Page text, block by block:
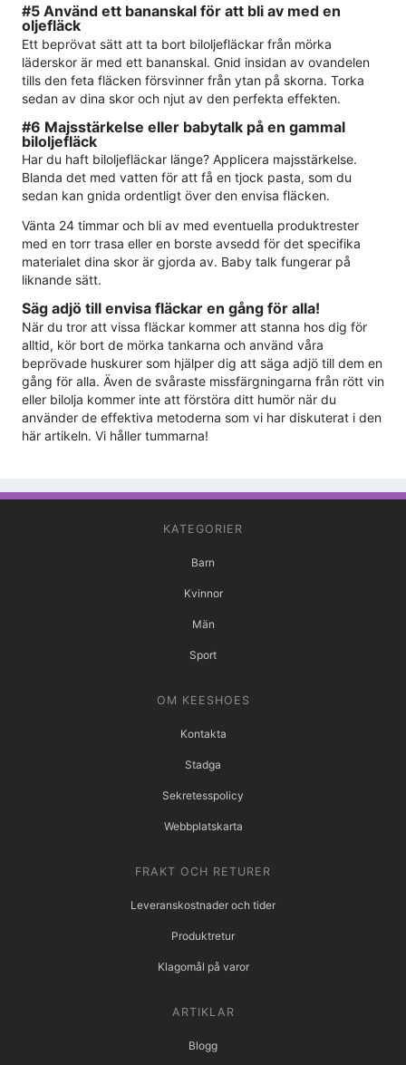
#5 Använd ett bananskal för att bli av med en
oljefläck
Ett beprövat sätt att ta bort biloljefläckar från mörka
läderskor är med ett bananskal. Gnid insidan av ovandelen
tills den feta fläcken försvinner från ytan på skorna. Torka
sedan av dina skor och njut av den perfekta effekten.
#6 Majsstärkelse eller babytalk på en gammal
biloljefläck
Har du haft biloljefläckar länge? Applicera majsstärkelse.
Blanda det med vatten för att få en tjock pasta, som du
sedan kan gnida ordentligt över den envisa fläcken.
Vänta 24 timmar och bli av med eventuella produktrester
med en torr trasa eller en borste avsedd för det specifika
materialet dina skor är gjorda av. Baby talk fungerar på
liknande sätt.
Säg adjö till envisa fläckar en gång för alla!
När du tror att vissa fläckar kommer att stanna hos dig för
alltid, kör bort de mörka tankarna och använd våra
beprövade huskurer som hjälper dig att säga adjö till dem en
gång för alla. Även de svåraste missfärgningarna från rött vin
eller bilolja kommer inte att förstöra ditt humör när du
använder de effektiva metoderna som vi har diskuterat i den
här artikeln. Vi håller tummarna!
KATEGORIER
Barn
Kvinnor
Män
Sport
OM KEESHOES
Kontakta
Stadga
Sekretesspolicy
Webbplatskarta
FRAKT OCH RETURER
Leveranskostnader och tider
Produktretur
Klagomål på varor
ARTIKLAR
Blogg